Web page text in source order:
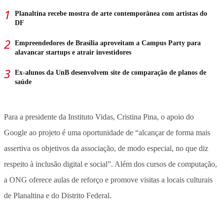
Planaltina recebe mostra de arte contemporânea com artistas do
DF
Empreendedores de Brasília aproveitam a Campus Party para
alavancar startups e atrair investidores
Ex-alunos da UnB desenvolvem site de comparação de planos de
saúde
Para a presidente da Instituto Vidas, Cristina Pina, o apoio do
Google ao projeto é uma oportunidade de “alcançar de forma mais
assertiva os objetivos da associação, de modo especial, no que diz
respeito à inclusão digital e social”. Além dos cursos de computação,
a ONG oferece aulas de reforço e promove visitas a locais culturais
de Planaltina e do Distrito Federal.